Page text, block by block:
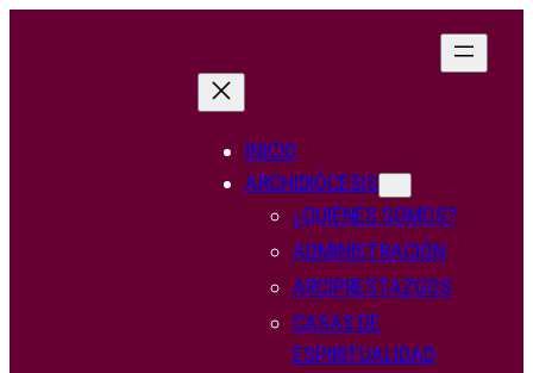
INICIO
ARCHIDIÓCESIS
¿QUIÉNES SOMOS?
ADMINISTRACIÓN
ARCIPRESTAZGOS
CASAS DE
ESPIRITUALIDAD